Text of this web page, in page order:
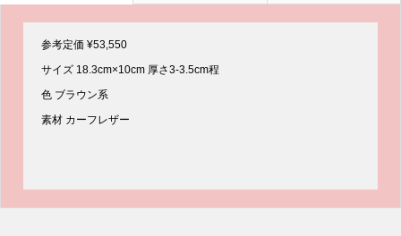
参考定価 ¥53,550
サイズ 18.3cm×10cm 厚さ3-3.5cm程
色 ブラウン系
素材 カーフレザー